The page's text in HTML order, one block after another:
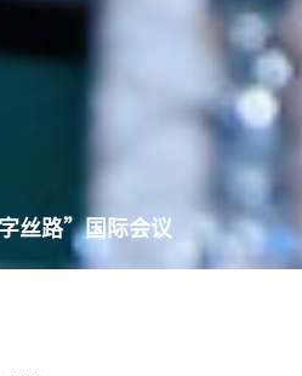
丝路”国际会议